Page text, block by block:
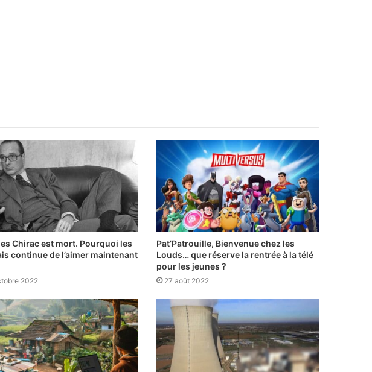
Chirac est mort. Pourquoi les
continue de l’aimer maintenant
2022
Pat’Patrouille, Bienvenue chez les
Louds… que réserve la rentrée à la télé
pour les jeunes ?
27 août 2022